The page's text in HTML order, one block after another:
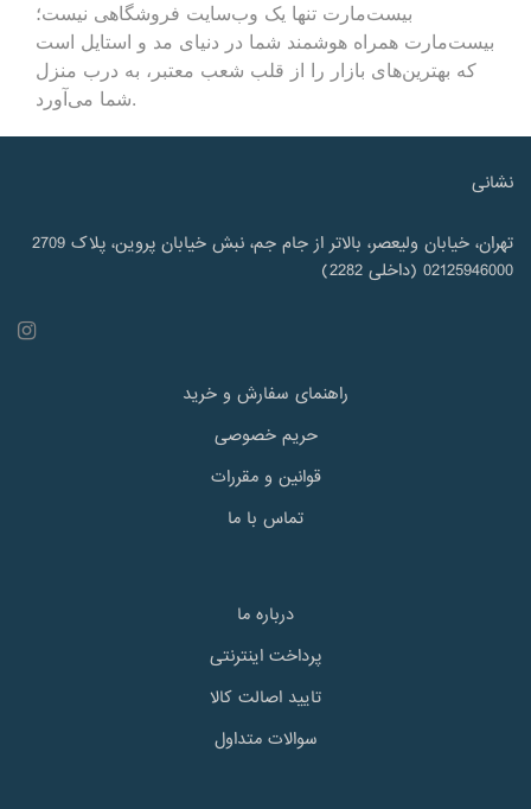
بیست‌مارت تنها یک وب‌سایت فروشگاهی نیست؛
بیست‌مارت همراه هوشمند شما در دنیای مد و استایل است
که بهترین‌های بازار را از قلب شعب معتبر، به درب منزل
شما می‌آورد.
نشانی
تهران، خیابان ولیعصر، بالاتر از جام جم، نبش خیابان پروین، پلاک 2709
02125946000 (داخلی 2282)
راهنمای سفارش و خرید
حریم خصوصی
قوانین و مقررات
تماس با ما
درباره ما
پرداخت اینترنتی
تایید اصالت کالا
سوالات متداول